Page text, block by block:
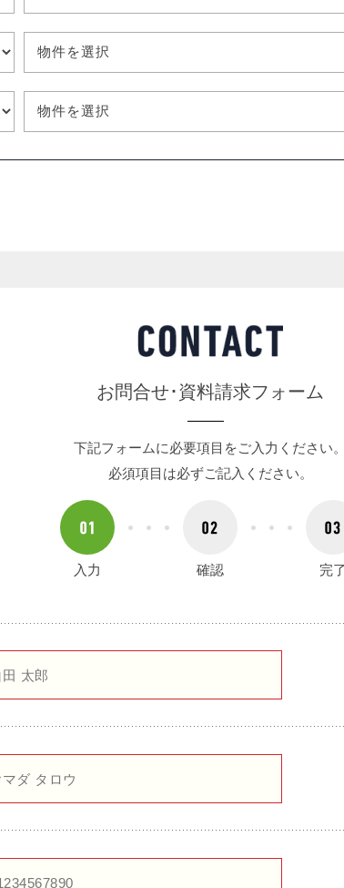
お問合せ･資料請求フォーム
下記フォームに必要項目をご入力ください。
必須項目は必ずご記入ください。
入力 確認 完了